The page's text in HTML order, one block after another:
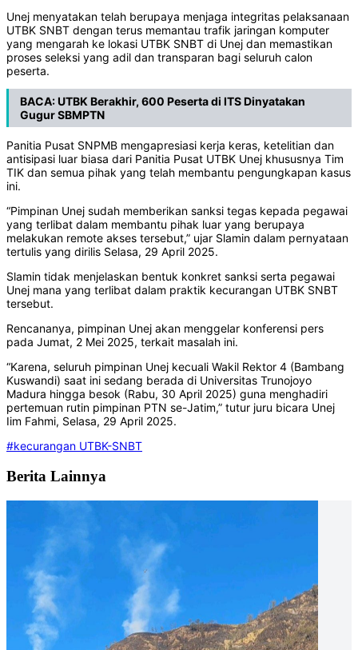
Unej menyatakan telah berupaya menjaga integritas pelaksanaan
UTBK SNBT dengan terus memantau trafik jaringan komputer
yang mengarah ke lokasi UTBK SNBT di Unej dan memastikan
proses seleksi yang adil dan transparan bagi seluruh calon
peserta.
BACA:UTBK Berakhir, 600 Peserta di ITS Dinyatakan
Gugur SBMPTN
Panitia Pusat SNPMB mengapresiasi kerja keras, ketelitian dan
antisipasi luar biasa dari Panitia Pusat UTBK Unej khususnya Tim
TIK dan semua pihak yang telah membantu pengungkapan kasus
ini.
“Pimpinan Unej sudah memberikan sanksi tegas kepada pegawai
yang terlibat dalam membantu pihak luar yang berupaya
melakukan remote akses tersebut,” ujar Slamin dalam pernyataan
tertulis yang dirilis Selasa, 29 April 2025.
Slamin tidak menjelaskan bentuk konkret sanksi serta pegawai
Unej mana yang terlibat dalam praktik kecurangan UTBK SNBT
tersebut.
Rencananya, pimpinan Unej akan menggelar konferensi pers
pada Jumat, 2 Mei 2025, terkait masalah ini.
“Karena, seluruh pimpinan Unej kecuali Wakil Rektor 4 (Bambang
Kuswandi) saat ini sedang berada di Universitas Trunojoyo
Madura hingga besok (Rabu, 30 April 2025) guna menghadiri
pertemuan rutin pimpinan PTN se-Jatim,” tutur juru bicara Unej
Iim Fahmi, Selasa, 29 April 2025.
#kecurangan UTBK-SNBT
Berita Lainnya